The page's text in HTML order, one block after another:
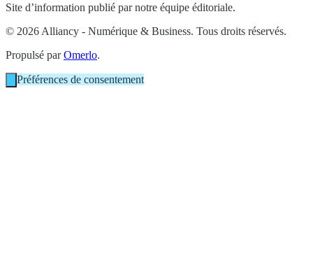
Site d’information publié par notre équipe éditoriale.
© 2026 Alliancy - Numérique & Business. Tous droits réservés.
Propulsé parOmerlo.
Préférences de consentement